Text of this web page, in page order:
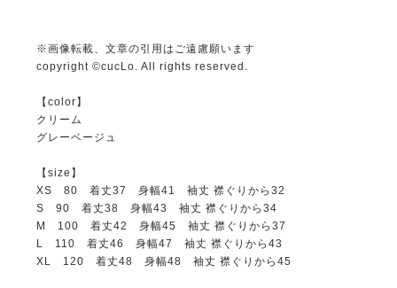
※画像転載、文章の引用はご遠慮願います
copyright ©cucLo. All rights reserved.
【color】
クリーム
グレーベージュ
【size】
XS 80 着丈37 身幅41 袖丈 襟ぐりから32
S 90 着丈38 身幅43 袖丈 襟ぐりから34
M 100 着丈42 身幅45 袖丈 襟ぐりから37
L 110 着丈46 身幅47 袖丈 襟ぐりから43
XL 120 着丈48 身幅48 袖丈 襟ぐりから45